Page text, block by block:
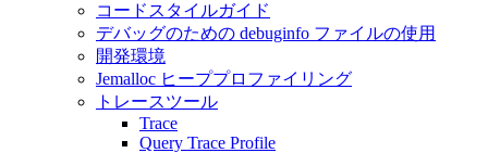
コードスタイルガイド
デバッグのための debuginfo ファイルの使用
開発環境
Jemalloc ヒーププロファイリング
トレースツール
Trace
Query Trace Profile